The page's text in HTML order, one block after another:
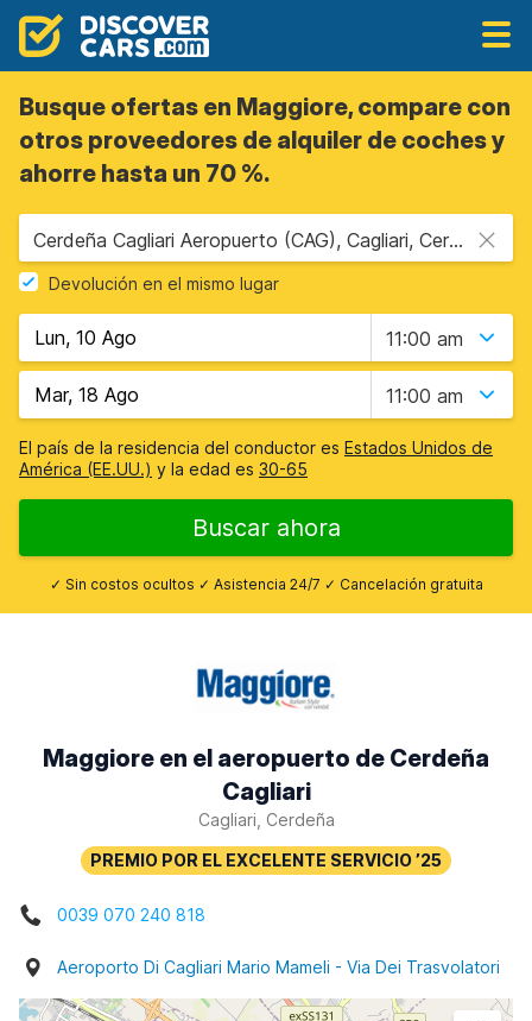
Busque ofertas en Maggiore, compare con
otros proveedores de alquiler de coches y
ahorre hasta un 70 %.
Cerdeña Cagliari Aeropuerto (CAG), Cagliari, Cerdeña
Devolución en el mismo lugar
11:00 am
11:00 am
El país de la residencia del conductor es Estados Unidos de
América (EE.UU.) y la edad es 30-65
Buscar ahora
✓ Sin costos ocultos ✓ Asistencia 24/7 ✓ Cancelación gratuita
Maggiore en el aeropuerto de Cerdeña
Cagliari
Cagliari, Cerdeña
0039 070 240 818
Aeroporto Di Cagliari Mario Mameli - Via Dei Trasvolatori